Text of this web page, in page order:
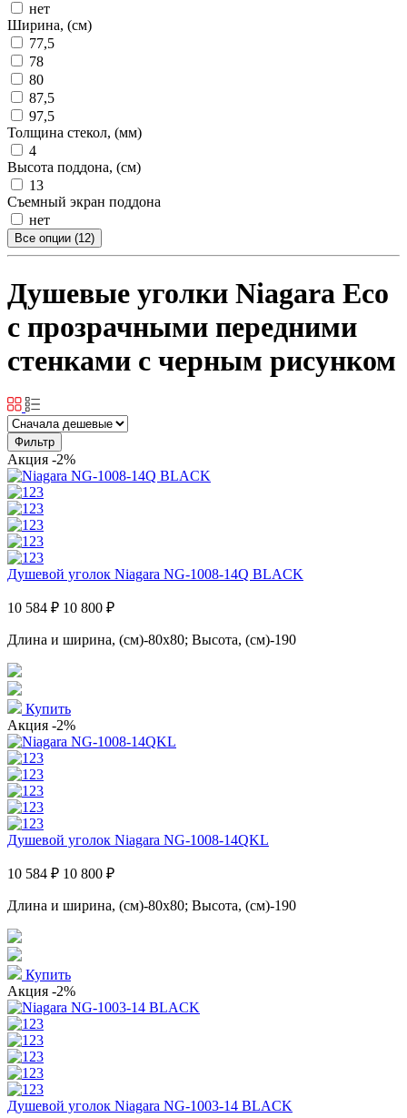
нет
Ширина, (см)
77,5
78
80
87,5
97,5
Толщина стекол, (мм)
4
Высота поддона, (см)
13
Съемный экран поддона
нет
Все опции (12)
Душевые уголки Niagara Eco
с прозрачными передними
стенками с черным рисунком
Фильтр
Акция -2%
Душевой уголок Niagara NG-1008-14Q BLACK
10 584 ₽ 10 800 ₽
Длина и ширина, (см)-80x80; Высота, (см)-190
Купить
Акция -2%
Душевой уголок Niagara NG-1008-14QKL
10 584 ₽ 10 800 ₽
Длина и ширина, (см)-80x80; Высота, (см)-190
Купить
Акция -2%
Душевой уголок Niagara NG-1003-14 BLACK